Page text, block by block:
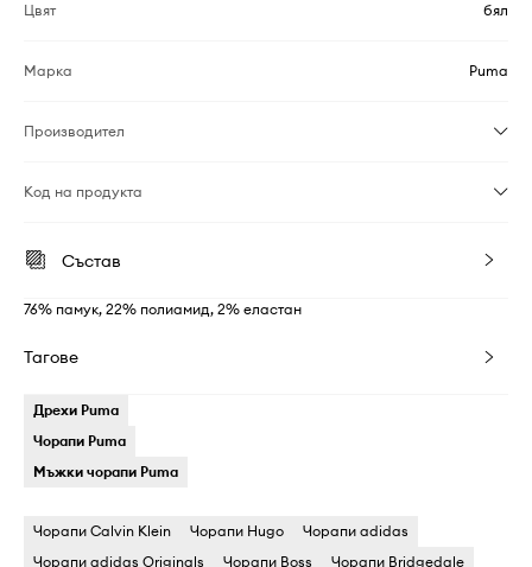
Цвят бял
Марка Puma
Производител
Код на продукта
Състав
76% памук, 22% полиамид, 2% еластан
Тагове
Дрехи Puma
Чорапи Puma
Мъжки чорапи Puma
Чорапи Calvin Klein Чорапи Hugo
Чорапи adidas
Чорапи adidas Originals
Чорапи Boss Чорапи Bridgedale